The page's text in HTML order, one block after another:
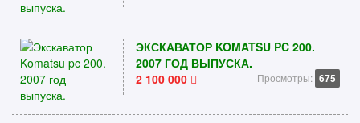
ЭКСКАВАТОР KOMATSU PC 200.
2007 ГОД ВЫПУСКА.
2 100 000
Просмотры: 675